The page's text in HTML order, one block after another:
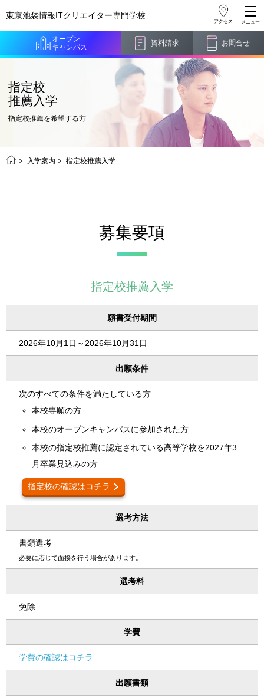
東京池袋情報ITクリエイター専門学校
オープン
キャンパス
資料請求 お問合せ
アクセス
指定校
推薦入学
指定校推薦を希望する方
入学案内 指定校推薦入学
募集要項
指定校推薦入学
願書受付期間
2026年10月1日～2026年10月31日
出願条件
次のすべての条件を満たしている方
本校専願の方
本校のオープンキャンパスに参加された方
本校の指定校推薦に認定されている高等学校を2027年3
月卒業見込みの方
指定校の確認はコチラ
選考方法
書類選考
必要に応じて面接を行う場合があります。
選考料
免除
学費
学費の確認はコチラ
出願書類